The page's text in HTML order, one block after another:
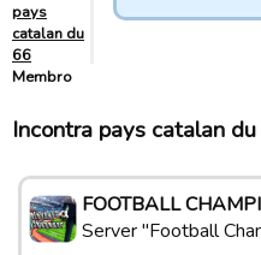
pays
catalan du
66
Membro
Incontra pays catalan
FOOTBALL
Server "Football